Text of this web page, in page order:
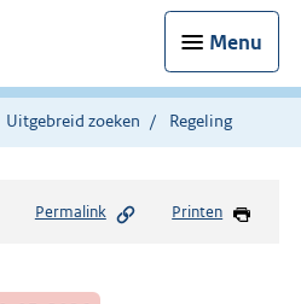
Menu
Uitgebreid zoeken Regeling
Permalink Printen